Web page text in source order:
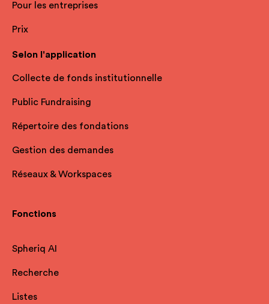
Pour les entreprises
Prix
Selon l'application
Collecte de fonds institutionnelle
Public Fundraising
Répertoire des fondations
Gestion des demandes
Réseaux & Workspaces
Fonctions
Spheriq AI
Recherche
Listes